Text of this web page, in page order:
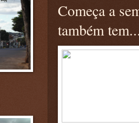
Começa a
também